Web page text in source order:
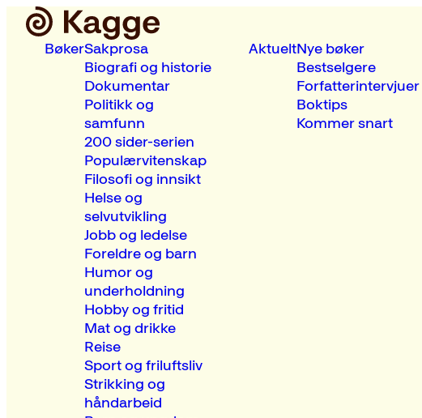
BøkerSakprosa
Biografi og historie
Dokumentar
Politikk og
samfunn
200 sider-serien
Populærvitenskap
Filosofi og innsikt
Helse og
selvutvikling
Jobb og ledelse
Foreldre og barn
Humor og
underholdning
Hobby og fritid
Mat og drikke
Reise
Sport og friluftsliv
Strikking og
håndarbeid
AktueltNye bøker
Bestselgere
Forfatterintervjuer
Boktips
Kommer snart